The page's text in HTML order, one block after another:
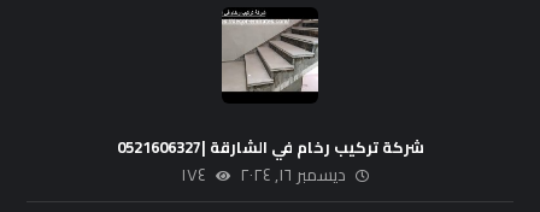
شركة تركيب رخام في الشارقة |0521606327
ديسمبر ١٦, ٢٠٢٤ ١٧٤